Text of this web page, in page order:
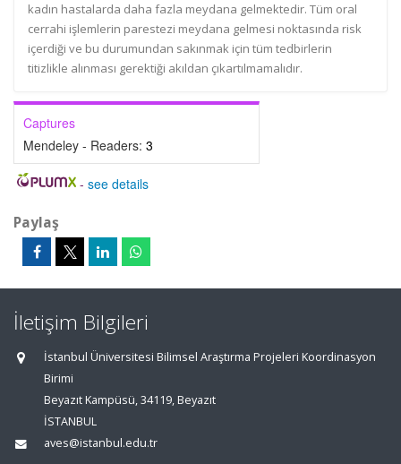
kadın hastalarda daha fazla meydana gelmektedir. Tüm oral
cerrahi işlemlerin parestezi meydana gelmesi noktasında risk
içerdiği ve bu durumundan sakınmak için tüm tedbirlerin
titizlikle alınması gerektiği akıldan çıkartılmamalıdır.
Captures
Mendeley - Readers: 3
- see details
Paylaş
İletişim Bilgileri
İstanbul Üniversitesi Bilimsel Araştırma Projeleri Koordinasyon
Birimi
Beyazıt Kampüsü, 34119, Beyazıt
İSTANBUL
aves@istanbul.edu.tr